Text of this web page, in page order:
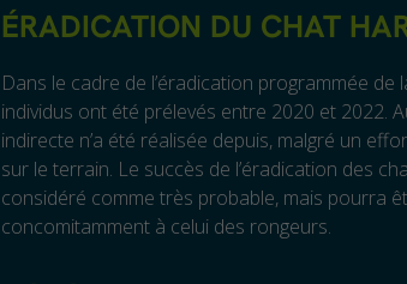
ÉRADICATION DU CHAT
Dans le cadre de l’éradication programmée
individus ont été prélevés entre 2020 et 2022.
indirecte n’a été réalisée depuis, malgré un
sur le terrain. Le succès de l’éradication des
considéré comme très probable, mais pourra
concomitamment à celui des rongeurs.